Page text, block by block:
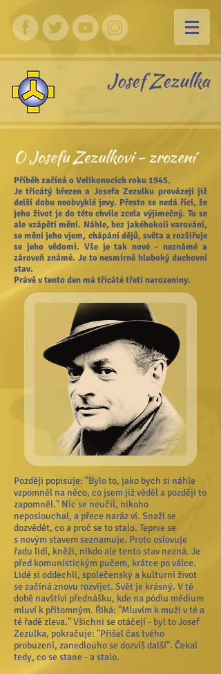
Josef Zezulka
O Josefu Zezulkovi - zrození
Příběh začíná o Velikonocích roku 1945.
Je třicátý březen a Josefa Zezulku provázejí již
delší dobu neobvyklé jevy. Přesto se nedá říci, že
jeho život je do této chvíle zcela výjimečný. To se
ale vzápětí mění. Náhle, bez jakéhokoli varování,
se mění jeho vjem, chápání dějů, světa a rozšiřuje
se jeho vědomí. Vše je tak nové - neznámé a
zároveň známé. Je to nesmírně hluboký duchovní
stav.
Právě v tento den má třicáté třetí narozeniny.
Později popisuje: "Bylo to, jako bych si náhle
vzpomněl na něco, co jsem již věděl a později to
zapomněl." Nic se neučil, nikoho
neposlouchal, a přece naráz ví. Snaží se
dozvědět, co a proč se to stalo. Teprve se
s novým stavem seznamuje. Proto oslovuje
řadu lidí, kněží, nikdo ale tento stav nezná. Je
před komunistickým pučem, krátce po válce.
Lidé si oddechli, společenský a kulturní život
se začíná znovu rozvíjet. Svět je krásný. V té
době navštíví přednášku, kde na pódiu médium
mluví k přítomným. Říká: "Mluvím k muži v té a
té řadě zleva." Všichni se otáčejí - byl to Josef
Zezulka, pokračuje: "Přišel čas tvého
probuzení, zanedlouho se dozvíš další". Čekal
tedy, co se stane - a stalo.